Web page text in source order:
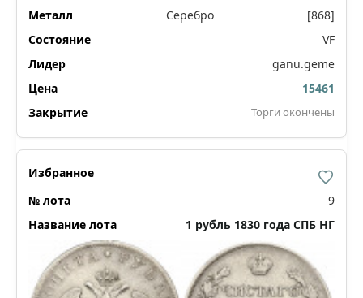
Серебро
[868]
VF
ganu.geme
15461
Торги окончены
9
1 рубль 1830 года СПБ НГ